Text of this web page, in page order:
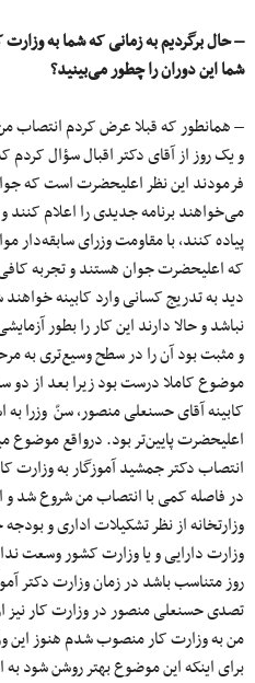
–حال برگردیم به زمانی که شما به
شما این دوران را چطور می‌بینید؟
– همانطور که قبلا عرض کردم انتصاب
و یک روز از آقای دکتر اقبال سؤال
فرمودند این نظر اعلیحضرت است که
می‌خواهند برنامه جدیدی را اعلام کنند
پیاده کنند، با مقاومت وزرای سابقه‌دار
که اعلیحضرت جوان هستند و تجربه کافی
دید به تدریج کسانی وارد کابینه
نباشد و حالا دارند این کار را بطور
و مثبت بود آن را در سطح وسیع‌تری به
موضوع کاملا درست بود زیرا بعد از
کابینه آقای حسنعلی منصور، سنّ وزرا
اعلیحضرت پایین‌تر بود. درواقع موضوع
انتصاب دکتر جمشید آموزگار به وزارت
در فاصله کمی با انتصاب من شروع شد و
وزارتخانه از نظر تشکیلات اداری و
وزارت دارایی و یا وزارت کشور وسعت
روز متناسب باشد در زمان وزارت دکتر
تصدی حسنعلی منصور در وزارت کار نیز
من به وزارت کار منصوب شدم هنوز این
برای اینکه این موضوع بهتر روشن شود